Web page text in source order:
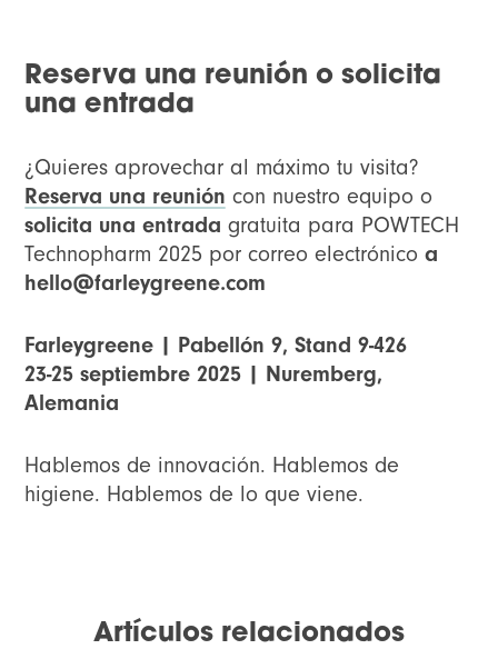
Reserva una reunión o solicita
una entrada
¿Quieres aprovechar al máximo tu visita?
Reserva una reunión con nuestro equipo o
solicita una entrada gratuita para POWTECH
Technopharm 2025 por correo electrónicoa
hello@farleygreene.com
Farleygreene | Pabellón 9, Stand 9-426
23-25 septiembre 2025 | Nuremberg,
Alemania
Hablemos de innovación. Hablemos de
higiene. Hablemos de lo que viene.
Artículos relacionados